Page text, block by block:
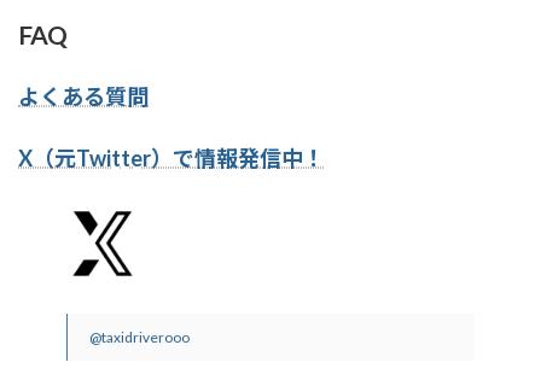
FAQ
よくある質問
X（元Twitter）で情報発信中！
@taxidriverooo